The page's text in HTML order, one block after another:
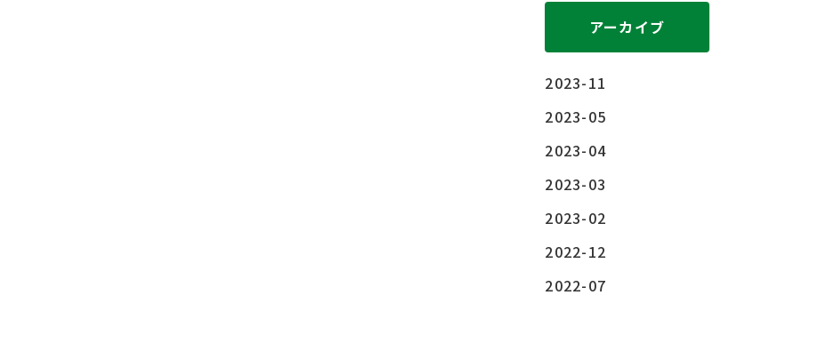
アーカイブ
2023-11
2023-05
2023-04
2023-03
2023-02
2022-12
2022-07